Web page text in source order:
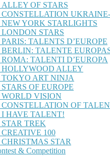
ALLEY OF STARS
CONSTELLATION
NEW YORK STARLIGHTS
LONDON STARS
TALENTS D’EUROPE
BERLIN: TALENTE
ROMA: TALENTI D’EUROPA
HOLLYWOOD ALLEY
TOKYO ART NINJA
OF EUROPE
WORLD VISION
CONSTELLATION OF
I HAVE TALENT!
STAR TREK
CREATIVE 100
CHRISTMAS STAR
& Competition